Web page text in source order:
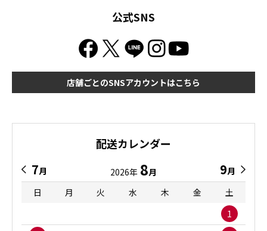
公式SNS
店舗ごとのSNSアカウントはこちら
配送カレンダー
7月 2026年 8月 9月
日
月 火 水 木 金
土
1